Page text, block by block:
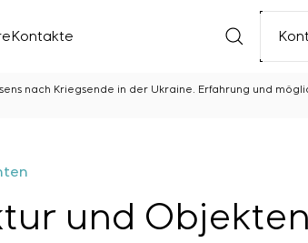
Kontakte
nach Kriegsende in der Ukraine. Erfahrung und
und